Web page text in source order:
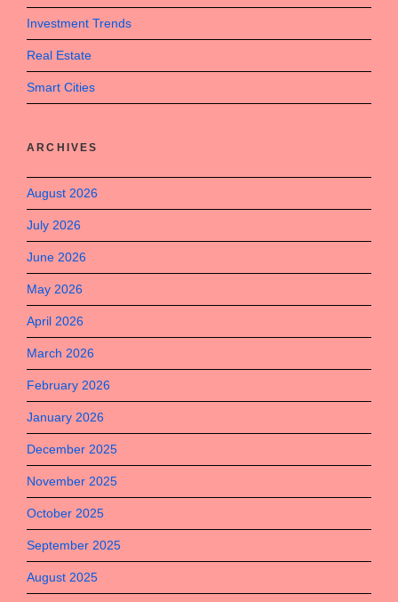
Investment Trends
Real Estate
Smart Cities
ARCHIVES
August 2026
July 2026
June 2026
May 2026
April 2026
March 2026
February 2026
January 2026
December 2025
November 2025
October 2025
September 2025
August 2025